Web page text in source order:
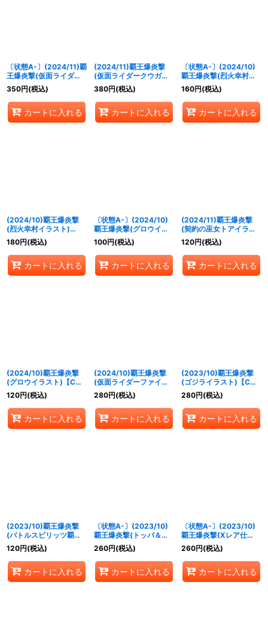
〔状態A-〕(2024/11)覇
王爆炎撃(仮面ライダー
クウガイラスト)【C】
{SD56-RV008
350円(税込)
カートに入れる
(2024/11)覇王爆炎撃
(仮面ライダークウガイ
ラスト)【C】{
RV008}《赤》
380円(税込)
カートに入れる
〔状態A-〕(2024/10)
覇王爆炎撃(烈火幸村イ
ラスト)【C】{
RV008}《赤》
160円(税込)
カートに入れる
(2024/10)覇王爆炎撃
(烈火幸村イラスト)
【C】{SD56-RV008
《赤》
180円(税込)
カートに入れる
〔状態A-〕(2024/10)
覇王爆炎撃(グロウイラ
スト)【C】{
RV008}《赤》
100円(税込)
カートに入れる
(2024/11)覇王爆炎撃
(契約の巫女トアイラス
ト)【C】{SD56-
RV008}《赤》
120円(税込)
カートに入れる
(2024/10)覇王爆炎撃
(グロウイラスト)【C】
{SD56-RV008
120円(税込)
カートに入れる
(2024/10)覇王爆炎撃
(仮面ライダーファイズ
イラスト)【C】{
RV008}《赤》
280円(税込)
カートに入れる
(2023/10)覇王爆炎撃
(ゴジライラスト)【C】
{SD56-RV008
280円(税込)
カートに入れる
(2023/10)覇王爆炎撃
(バトルスピリッツ覇王)
【C】{SD56-RV008
《赤》
120円(税込)
カートに入れる
〔状態A-〕(2023/10)
覇王爆炎撃(トッパ＆レ
イ イラスト)【C】
{SD56-RV008
260円(税込)
カートに入れる
〔状態A-〕(2023/10)
覇王爆炎撃(Xレア仕
様/BSC41収録)【C】
{SD56-RV008
260円(税込)
カートに入れる